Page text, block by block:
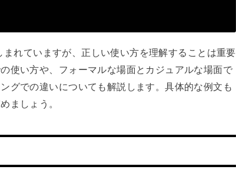
れていますが、正しい使い方を理解することは重要
使い方や、フォーマルな場面とカジュアルな場面で
グでの違いについても解説します。具体的な例文も
ましょう。